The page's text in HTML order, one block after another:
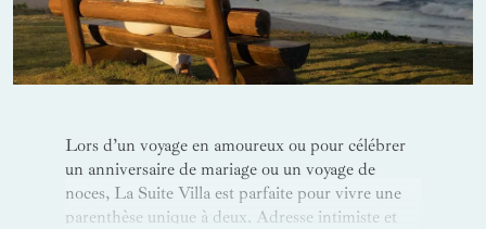
Lors d’un voyage en amoureux ou pour célébrer
un anniversaire de mariage ou un voyage de
noces, La Suite Villa est parfaite pour vivre une
parenthèse unique à deux. Adresse intimiste et